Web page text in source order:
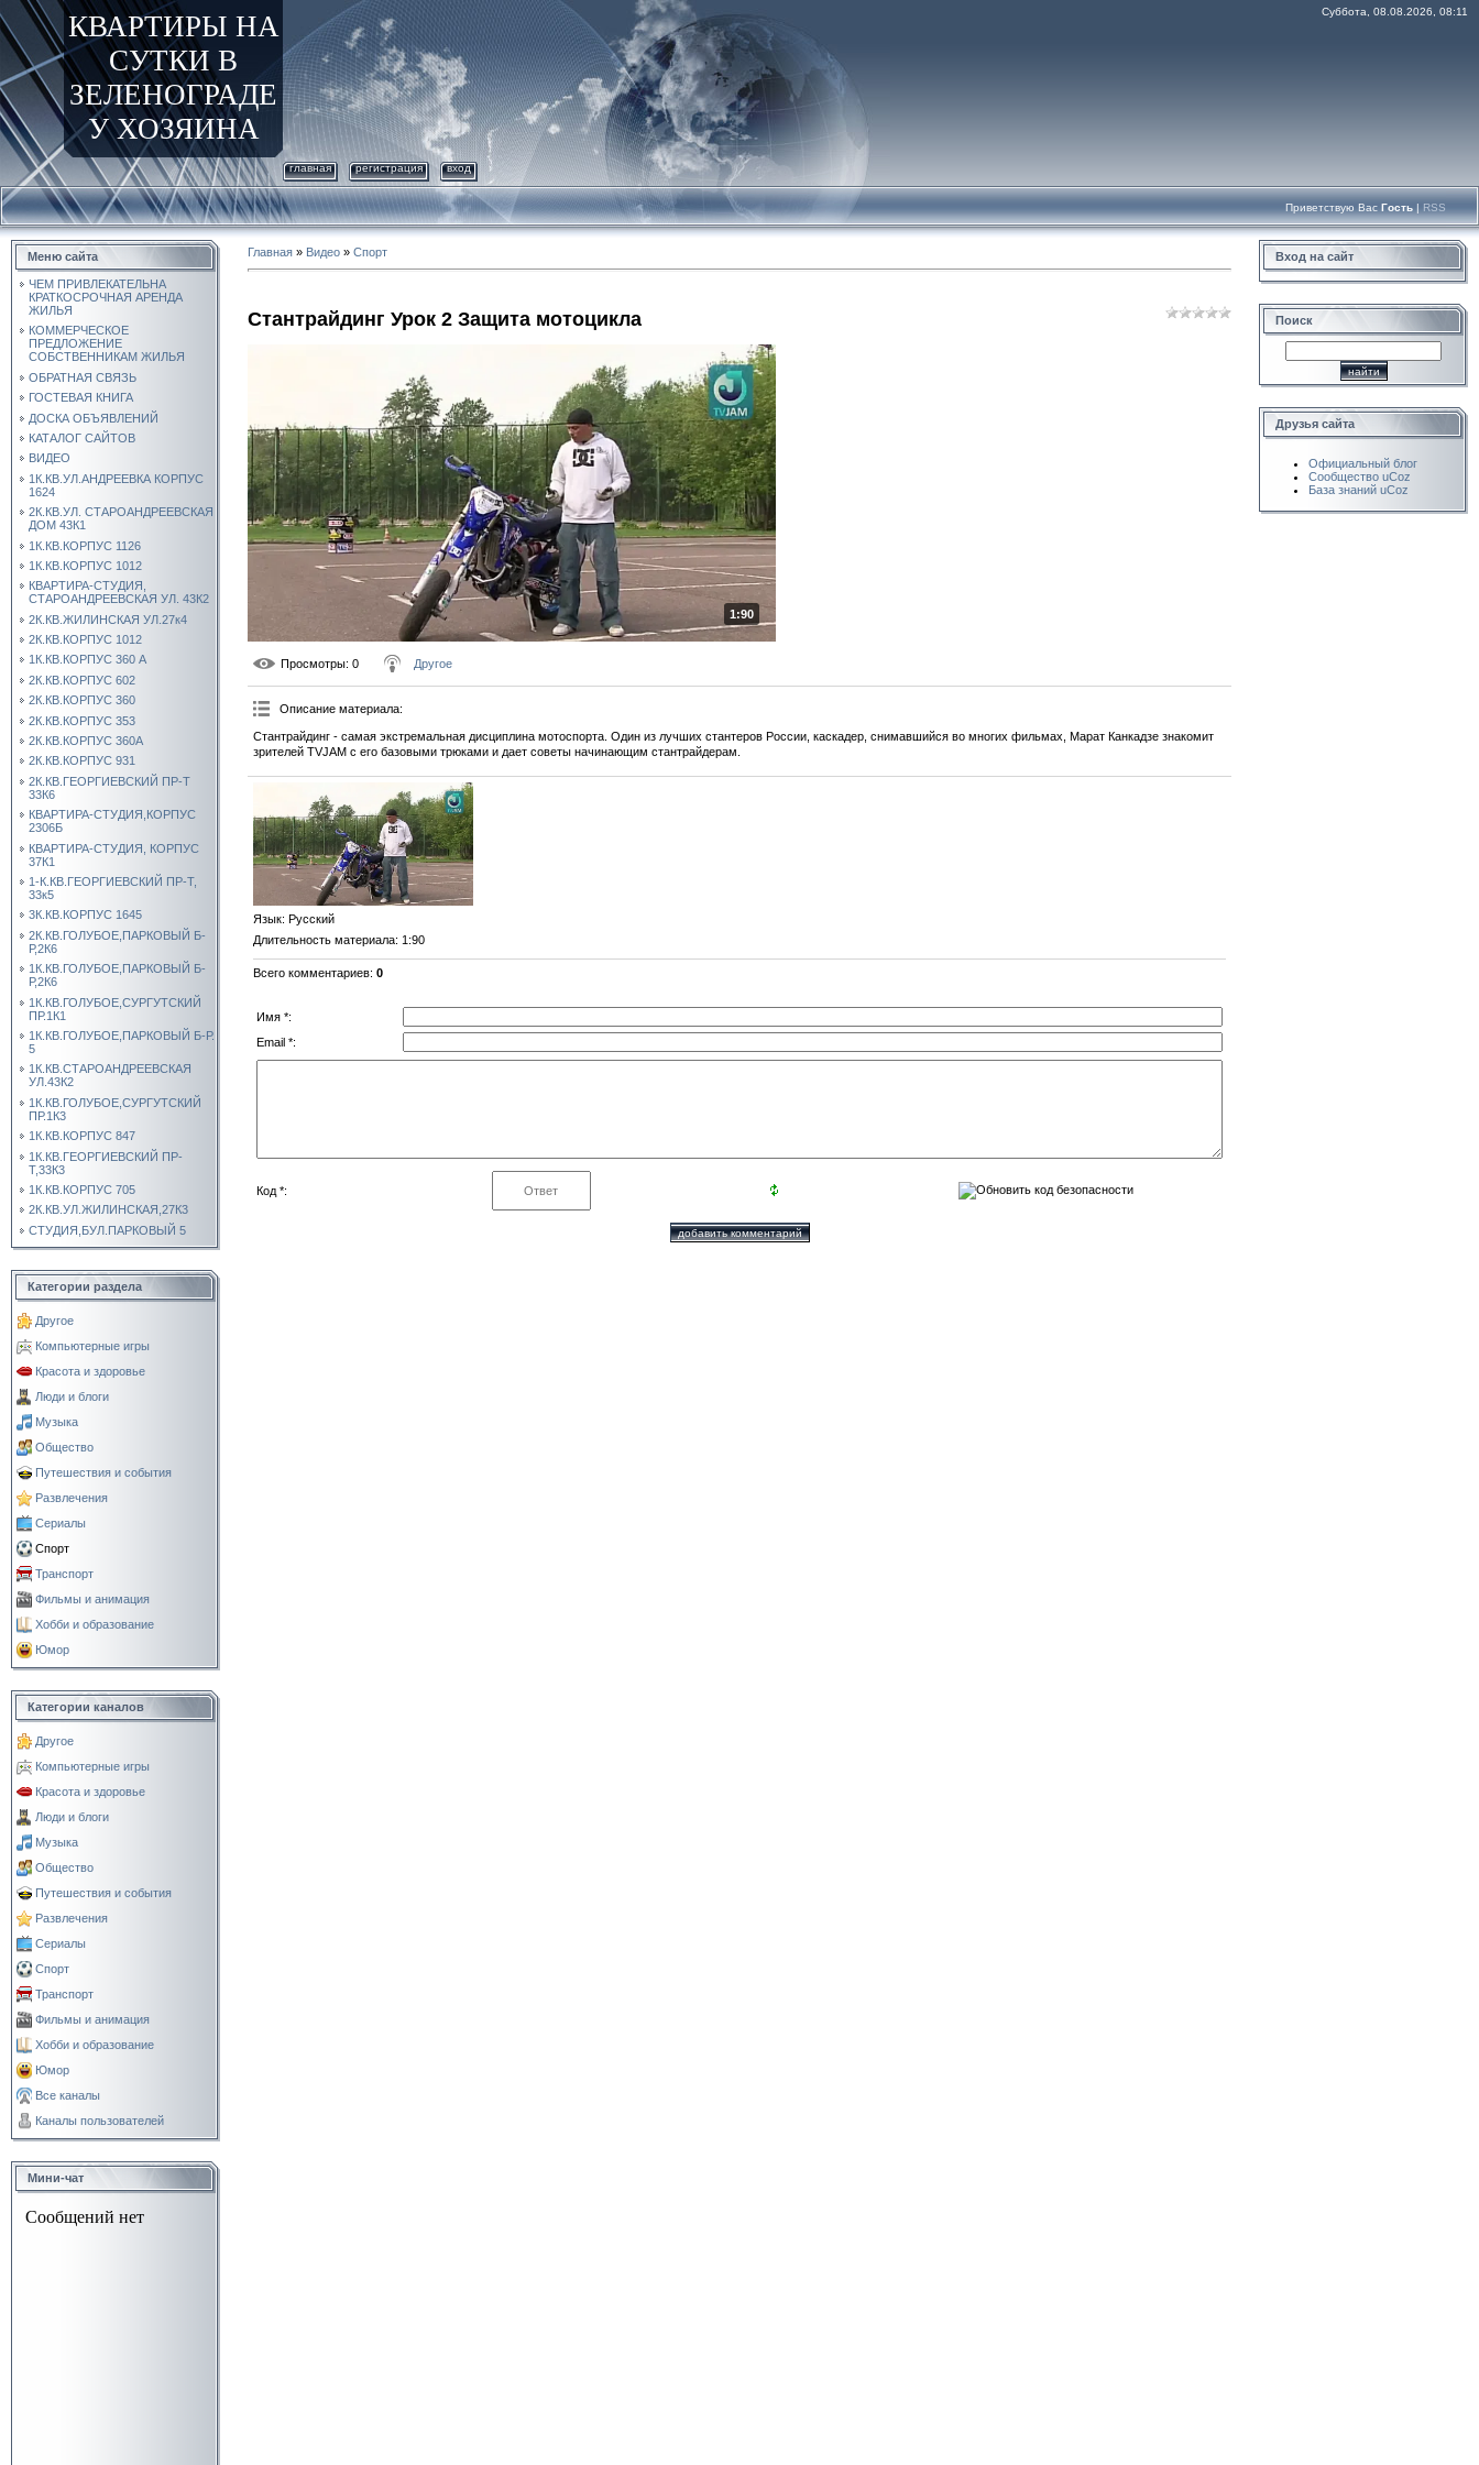
КВАРТИРЫ НА
СУТКИ В
ЗЕЛЕНОГРАДЕ
У ХОЗЯИНА
Суббота, 08.08.2026, 08:11
главная регистрация вход
Приветствую Вас Гость | RSS
Меню сайта
ЧЕМ ПРИВЛЕКАТЕЛЬНА
КРАТКОСРОЧНАЯ АРЕНДА
ЖИЛЬЯ
КОММЕРЧЕСКОЕ
ПРЕДЛОЖЕНИЕ
СОБСТВЕННИКАМ ЖИЛЬЯ
ОБРАТНАЯ СВЯЗЬ
ГОСТЕВАЯ КНИГА
ДОСКА ОБЪЯВЛЕНИЙ
КАТАЛОГ САЙТОВ
ВИДЕО
1К.КВ.УЛ.АНДРЕЕВКА КОРПУС
1624
2К.КВ.УЛ. СТАРОАНДРЕЕВСКАЯ
ДОМ 43К1
1К.КВ.КОРПУС 1126
1К.КВ.КОРПУС 1012
КВАРТИРА-СТУДИЯ,
СТАРОАНДРЕЕВСКАЯ УЛ. 43К2
2К.КВ.ЖИЛИНСКАЯ УЛ.27к4
2К.КВ.КОРПУС 1012
1К.КВ.КОРПУС 360 А
2К.КВ.КОРПУС 602
2К.КВ.КОРПУС 360
2К.КВ.КОРПУС 353
2К.КВ.КОРПУС 360А
2К.КВ.КОРПУС 931
2К.КВ.ГЕОРГИЕВСКИЙ ПР-Т
33К6
КВАРТИРА-СТУДИЯ,КОРПУС
2306Б
КВАРТИРА-СТУДИЯ, КОРПУС
37К1
1-К.КВ.ГЕОРГИЕВСКИЙ ПР-Т,
33к5
3К.КВ.КОРПУС 1645
2К.КВ.ГОЛУБОЕ,ПАРКОВЫЙ Б-
Р,2К6
1К.КВ.ГОЛУБОЕ,ПАРКОВЫЙ Б-
Р,2К6
1К.КВ.ГОЛУБОЕ,СУРГУТСКИЙ
ПР.1К1
1К.КВ.ГОЛУБОЕ,ПАРКОВЫЙ Б-Р.
5
1К.КВ.СТАРОАНДРЕЕВСКАЯ
УЛ.43К2
1К.КВ.ГОЛУБОЕ,СУРГУТСКИЙ
ПР.1К3
1К.КВ.КОРПУС 847
1К.КВ.ГЕОРГИЕВСКИЙ ПР-
Т,33К3
1К.КВ.КОРПУС 705
2К.КВ.УЛ.ЖИЛИНСКАЯ,27К3
СТУДИЯ,БУЛ.ПАРКОВЫЙ 5
Категории раздела
Другое
Компьютерные игры
Красота и здоровье
Люди и блоги
Музыка
Общество
Путешествия и события
Развлечения
Сериалы
Спорт
Транспорт
Фильмы и анимация
Хобби и образование
Юмор
Категории каналов
Другое
Компьютерные игры
Красота и здоровье
Люди и блоги
Музыка
Общество
Путешествия и события
Развлечения
Сериалы
Спорт
Транспорт
Фильмы и анимация
Хобби и образование
Юмор
Все каналы
Каналы пользователей
Мини-чат
Главная » Видео » Спорт
Стантрайдинг Урок 2 Защита мотоцикла
1:90
Просмотры: 0 Другое
Описание материала:
Стантрайдинг - самая экстремальная дисциплина мотоспорта. Один из лучших стантеров России, каскадер, снимавшийся во многих фильмах, Марат Канкадзе знакомит
зрителей TVJAM с его базовыми трюками и дает советы начинающим стантрайдерам.
Язык: Русский
Длительность материала: 1:90
Всего комментариев: 0
Имя *:
Email *:
Код *:
Вход на сайт
Поиск
Друзья сайта
Официальный блог
Сообщество uCoz
База знаний uCoz